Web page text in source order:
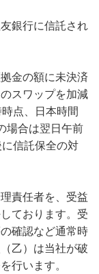
銀行に信託され
金の額に未決済
スワップを加減
点、日本時間
場合は翌日午前
信託保全の対
責任者を、受益
ております。受
確認など通常時
乙）は当社が破
行います。